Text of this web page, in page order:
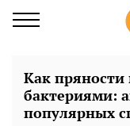
Как пряности
бактериями:
популярных